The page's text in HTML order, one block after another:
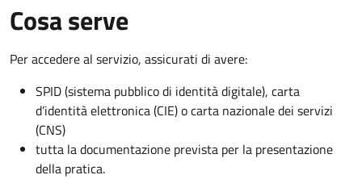
Cosa serve
Per accedere al servizio, assicurati di avere:
SPID (sistema pubblico di identità digitale), carta
d’identità elettronica (CIE) o carta nazionale dei servizi
(CNS)
tutta la documentazione prevista per la presentazione
della pratica.